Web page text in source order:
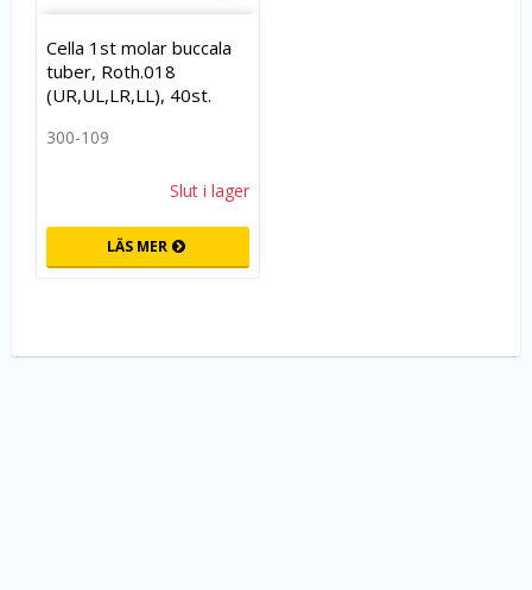
Lägg till i favoritlistan
Cella 1st molar buccala
tuber, Roth.018
(UR,UL,LR,LL), 40st.
300-109
Slut i lager
LÄS MER